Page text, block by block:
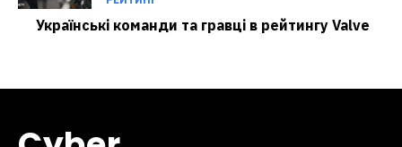
Українські команди та гравці в рейтингу Valve